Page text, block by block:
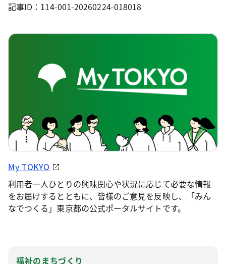
記事ID：114-001-20260224-018018
My TOKYO
利用者一人ひとりの興味関心や状況に応じて必要な情報
をお届けするとともに、皆様のご意見を反映し、「みん
なでつくる」東京都の公式ポータルサイトです。
福祉のまちづくり